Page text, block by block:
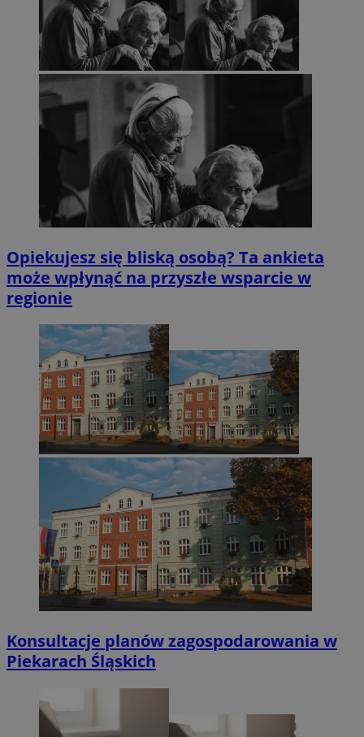
Opiekujesz się bliską osobą? Ta ankieta
może wpłynąć na przyszłe wsparcie w
regionie
Konsultacje planów zagospodarowania w
Piekarach Śląskich